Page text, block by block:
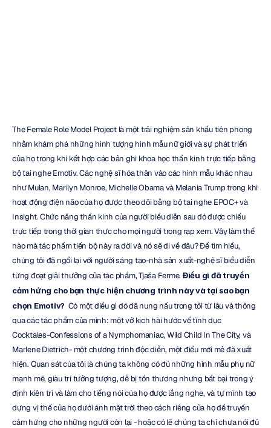
The Female Role Model Project là một trải nghiệm sân khấu tiên phong
nhằm khám phá những hình tượng hình mẫu nữ giới và sự phát triển
của họ trong khi kết hợp các bản ghi khoa học thần kinh trực tiếp bằng
bộ tai nghe Emotiv. Các nghệ sĩ hóa thân vào các hình mẫu khác nhau
như Mulan, Marilyn Monroe, Michelle Obama và Melania Trump trong khi
hoạt động điện não của họ được theo dõi bằng bộ tai nghe EPOC+ và
Insight. Chức năng thần kinh của người biểu diễn sau đó được chiếu
trực tiếp trong thời gian thực cho mọi người trong rạp xem. Vậy làm thế
nào mà tác phẩm tiến bộ này ra đời và nó sẽ đi về đâu? Để tìm hiểu,
chúng tôi đã ngồi lại với người sáng tạo-nhà sản xuất-nghệ sĩ biểu diễn
từng đoạt giải thưởng của tác phẩm, Tjaša Ferme. Điều gì đã truyền
cảm hứng cho bạn thực hiện chương trình này và tại sao bạn
chọn Emotiv? Có một điều gì đó đã nung nấu trong tôi từ lâu và thông
qua các tác phẩm của mình: một vở kịch hài hước về tình dục
Cocktales-Confessions of a Nymphomaniac, Wild Child In The City, và
Marlene Dietrich- một chương trình độc diễn, một điều mới mẻ đã xuất
hiện. Quan sát của tôi là chúng ta không có đủ những hình mẫu phụ nữ
mạnh mẽ, giàu trí tưởng tượng, dễ bị tổn thương nhưng bất bại trong ý
định kiên trì và làm cho tiếng nói của họ được lắng nghe, và tự mình tạo
dựng vị thế của họ dưới ánh mặt trời theo cách riêng của họ để truyền
cảm hứng cho những người còn lại - hoặc có lẽ chúng ta chỉ chưa nói đủ